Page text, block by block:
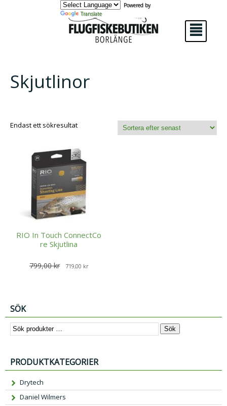
Powered by
Translate
²
Skjutlinor
Endast ett sökresultat
RIO In Touch ConnectCo
re Skjutlina
799,00kr
D
s
p
u
l
719,00 krD
v
a
a
SÖK
Sök
PRODUKTKATEGORIER
Drytech
Daniel Wilmers